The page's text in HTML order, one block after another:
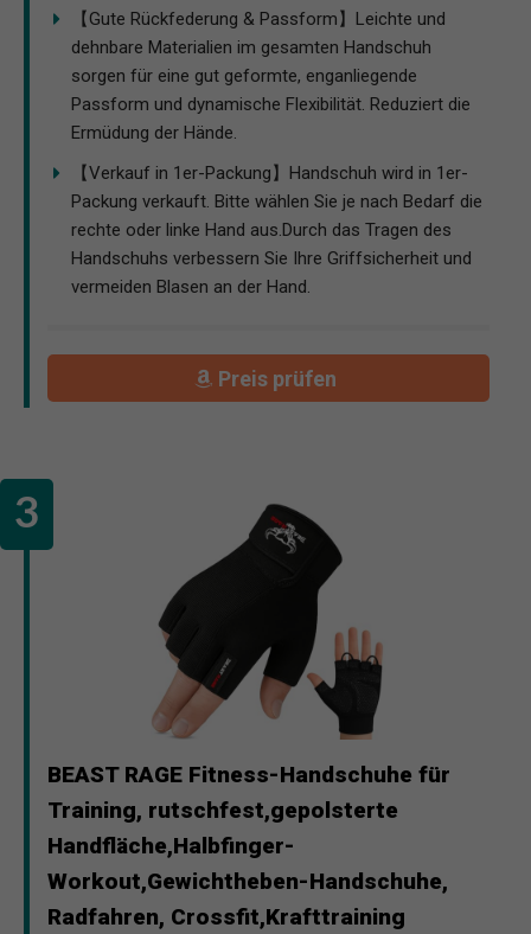
【Gute Rückfederung & Passform】Leichte und
dehnbare Materialien im gesamten Handschuh
sorgen für eine gut geformte, enganliegende
Passform und dynamische Flexibilität. Reduziert die
Ermüdung der Hände.
【Verkauf in 1er-Packung】Handschuh wird in 1er-
Packung verkauft. Bitte wählen Sie je nach Bedarf die
rechte oder linke Hand aus.Durch das Tragen des
Handschuhs verbessern Sie Ihre Griffsicherheit und
vermeiden Blasen an der Hand.
Preis prüfen
BEAST RAGE Fitness-Handschuhe für
Training, rutschfest,gepolsterte
Handfläche,Halbfinger-
Workout,Gewichtheben-Handschuhe,
Radfahren, Crossfit,Krafttraining